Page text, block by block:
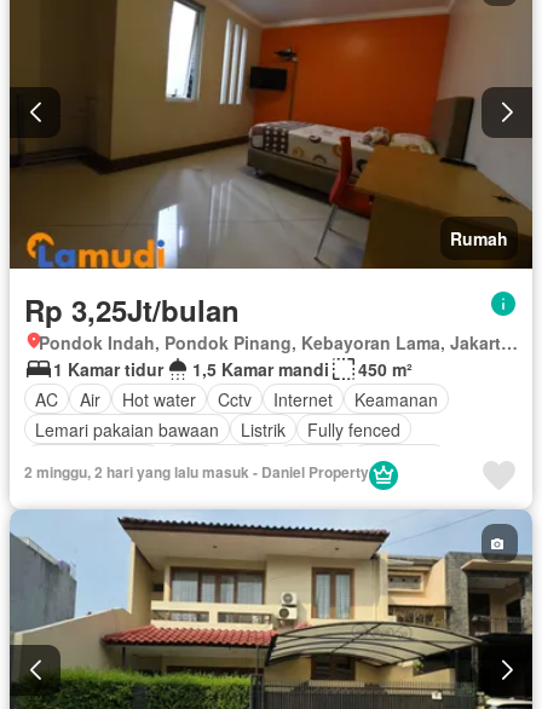
Rumah
Rp 3,25Jt/bulan
Pondok Indah, Pondok Pinang, Kebayoran Lama, Jakarta Selatan, Daerah Khusus Ibukota Jakarta
1 Kamar tidur
1,5 Kamar mandi
450 m²
AC
Air Hot water Cctv Internet
Keamanan
Lemari pakaian bawaan
Listrik
Fully fenced
Tangki air
Halaman Berperabot lengkap
2 minggu, 2 hari yang lalu masuk - Daniel Property